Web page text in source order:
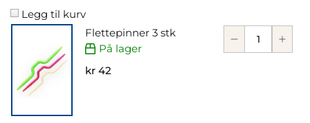
Legg til kurv
Flettepinner 3 stk
På lager
kr 42